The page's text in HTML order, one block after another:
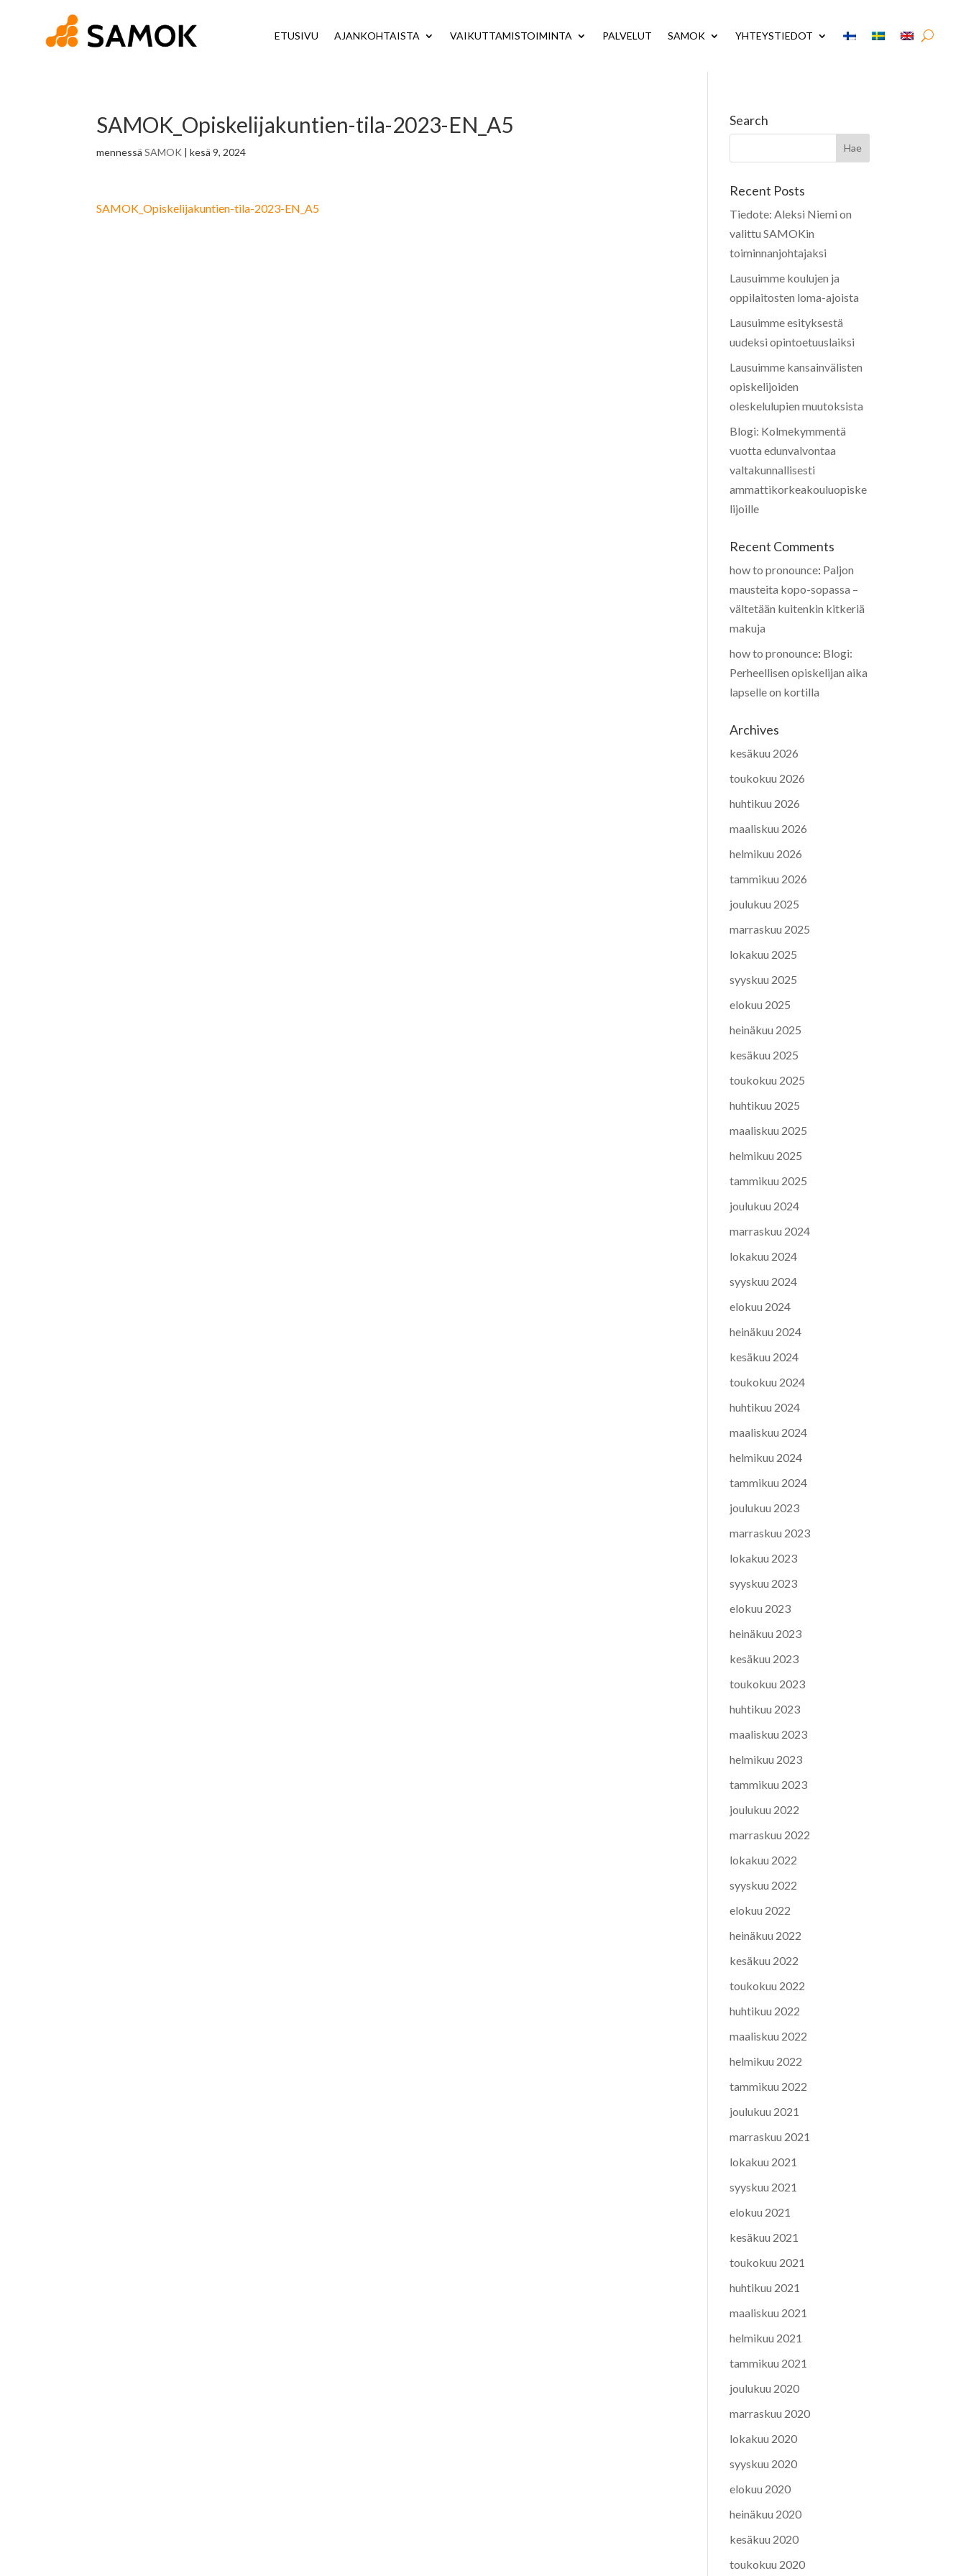
ETUSIVU AJANKOHTAISTA VAIKUTTAMISTOIMINTA PALVELUT SAMOK YHTEYSTIEDOT
SAMOK_Opiskelijakuntien-tila-2023-EN_A5
mennessäSAMOK |kesä 9, 2024
SAMOK_Opiskelijakuntien-tila-2023-EN_A5
Search
Recent Posts
Tiedote: Aleksi Niemi on
valittu SAMOKin
toiminnanjohtajaksi
Lausuimme koulujen ja
oppilaitosten loma-ajoista
Lausuimme esityksestä
uudeksi opintoetuuslaiksi
Lausuimme kansainvälisten
opiskelijoiden
oleskelulupien muutoksista
Blogi: Kolmekymmentä
vuotta edunvalvontaa
valtakunnallisesti
ammattikorkeakouluopiske
lijoille
Recent Comments
how to pronounce: Paljon
mausteita kopo-sopassa –
vältetään kuitenkin kitkeriä
makuja
how to pronounce: Blogi:
Perheellisen opiskelijan aika
lapselle on kortilla
Archives
kesäkuu 2026
toukokuu 2026
huhtikuu 2026
maaliskuu 2026
helmikuu 2026
tammikuu 2026
joulukuu 2025
marraskuu 2025
lokakuu 2025
syyskuu 2025
elokuu 2025
heinäkuu 2025
kesäkuu 2025
toukokuu 2025
huhtikuu 2025
maaliskuu 2025
helmikuu 2025
tammikuu 2025
joulukuu 2024
marraskuu 2024
lokakuu 2024
syyskuu 2024
elokuu 2024
heinäkuu 2024
kesäkuu 2024
toukokuu 2024
huhtikuu 2024
maaliskuu 2024
helmikuu 2024
tammikuu 2024
joulukuu 2023
marraskuu 2023
lokakuu 2023
syyskuu 2023
elokuu 2023
heinäkuu 2023
kesäkuu 2023
toukokuu 2023
huhtikuu 2023
maaliskuu 2023
helmikuu 2023
tammikuu 2023
joulukuu 2022
marraskuu 2022
lokakuu 2022
syyskuu 2022
elokuu 2022
heinäkuu 2022
kesäkuu 2022
toukokuu 2022
huhtikuu 2022
maaliskuu 2022
helmikuu 2022
tammikuu 2022
joulukuu 2021
marraskuu 2021
lokakuu 2021
syyskuu 2021
elokuu 2021
kesäkuu 2021
toukokuu 2021
huhtikuu 2021
maaliskuu 2021
helmikuu 2021
tammikuu 2021
joulukuu 2020
marraskuu 2020
lokakuu 2020
syyskuu 2020
elokuu 2020
heinäkuu 2020
kesäkuu 2020
toukokuu 2020